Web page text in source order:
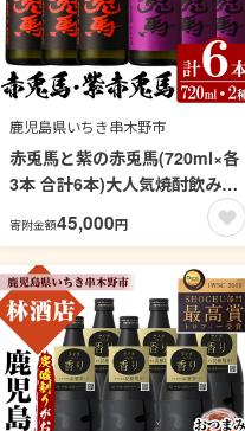
鹿児島県いちき串木野市
赤兎馬と紫の赤兎馬(720ml×各
3本 合計6本)大人気焼酎飲み比
べセット！鹿児島 鹿児島特産
酒 焼酎 芋焼酎 飲み比べ セット
【林酒店】【99-023-42】
寄附金額45,000円